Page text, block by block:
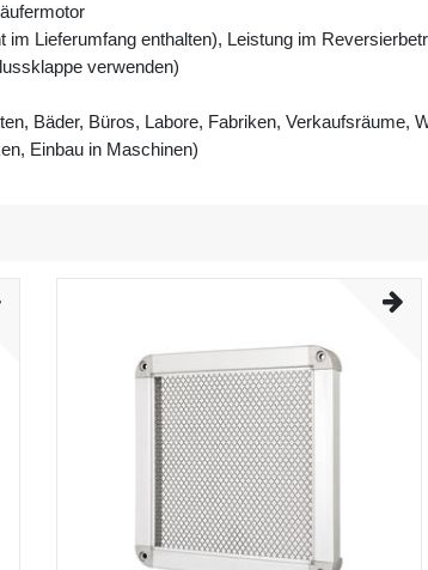
im Lieferumfang enthalten), Leistung im
verwenden)
Bäder, Büros, Labore, Fabriken, Verkaufsräume,
Einbau in Maschinen)